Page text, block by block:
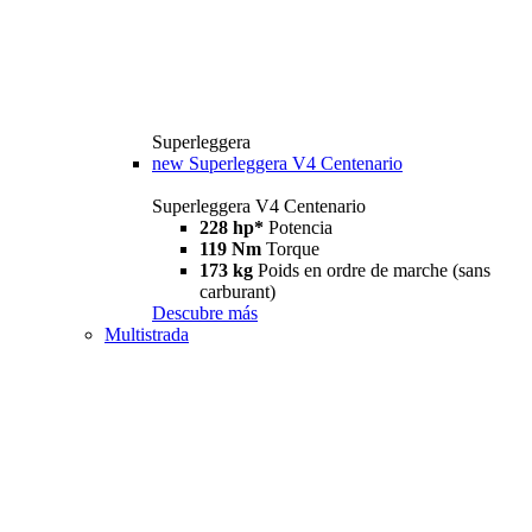
Superleggera
new Superleggera V4 Centenario
Superleggera V4 Centenario
228 hp* Potencia
119 Nm Torque
173 kg Poids en ordre de marche (sans
carburant)
Descubre más
Multistrada